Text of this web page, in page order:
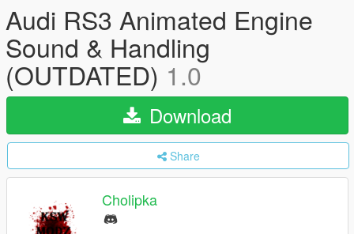
Audi RS3 Animated Engine
Sound & Handling
(OUTDATED) 1.0
Download
Share
Cholipka